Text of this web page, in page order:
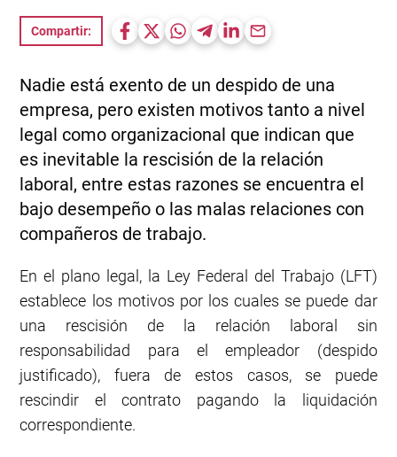
Compartir:
Nadie está exento de un despido de una
empresa, pero existen motivos tanto a nivel
legal como organizacional que indican que
es inevitable la rescisión de la relación
laboral, entre estas razones se encuentra el
bajo desempeño o las malas relaciones con
compañeros de trabajo.
En el plano legal, la Ley Federal del Trabajo (LFT)
establece los motivos por los cuales se puede dar
una rescisión de la relación laboral sin
responsabilidad para el empleador (despido
justificado), fuera de estos casos, se puede
rescindir el contrato pagando la liquidación
correspondiente.